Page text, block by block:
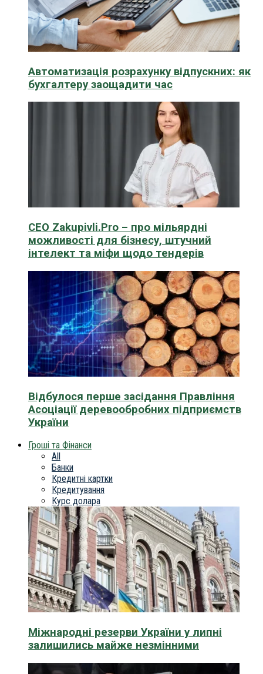
Автоматизація розрахунку відпускних: як
бухгалтеру заощадити час
CEO Zakupivli.Pro – про мільярдні
можливості для бізнесу, штучний
інтелект та міфи щодо тендерів
Відбулося перше засідання Правління
Асоціації деревообробних підприємств
України
Гроші та Фінанси
All
Банки
Кредитні картки
Кредитування
Курс долара
Міжнародні резерви України у липні
залишились майже незмінними